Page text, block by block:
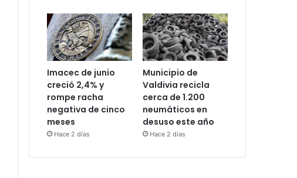
Imacec de junio
creció 2,4% y
rompe racha
negativa de cinco
meses
Hace 2 días
Municipio de
Valdivia recicla
cerca de 1.200
neumáticos en
desuso este año
Hace 2 días